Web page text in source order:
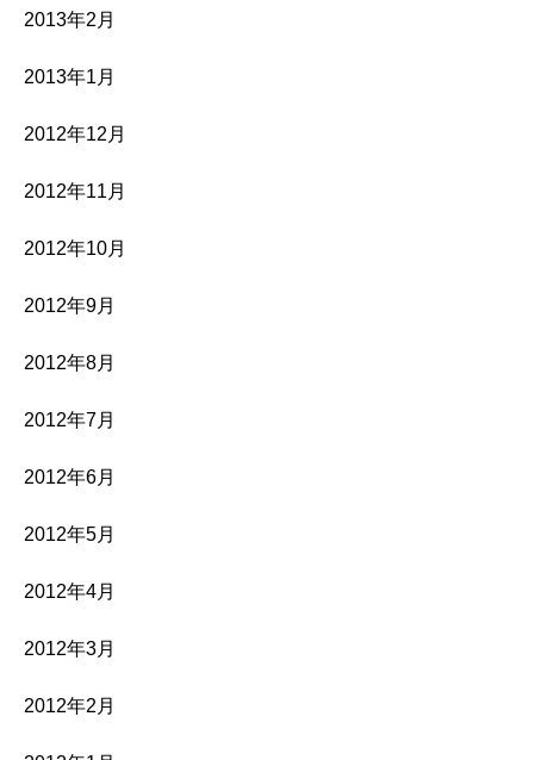
2013年2月
2013年1月
2012年12月
2012年11月
2012年10月
2012年9月
2012年8月
2012年7月
2012年6月
2012年5月
2012年4月
2012年3月
2012年2月